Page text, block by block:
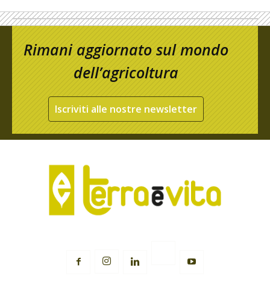
Rimani aggiornato sul mondo
dell’agricoltura
Iscriviti alle nostre newsletter